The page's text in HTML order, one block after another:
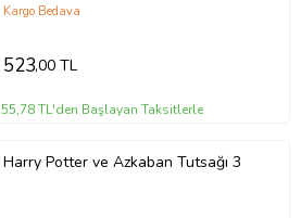
Kargo Bedava
523,00 TL
55,78 TL'den Başlayan Taksitlerle
Harry Potter ve Azkaban Tutsağı 3